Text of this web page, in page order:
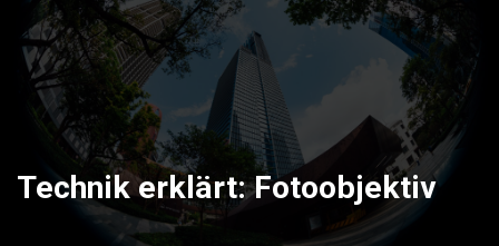
Technik erklärt: Fotoobjektiv